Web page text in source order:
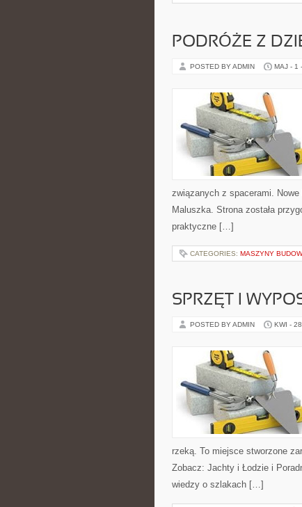
PODRÓŻE Z
POSTED BY ADMIN MAJ - 1
związanych z spacerami.
Maluszka. Strona została
praktyczne […]
CATEGORIES: MASZYNY
SPRZĘT I
POSTED BY ADMIN KWI -
rzeką. To miejsce stworzone
Zobacz: Jachty i Łodzie i
wiedzy o szlakach […]